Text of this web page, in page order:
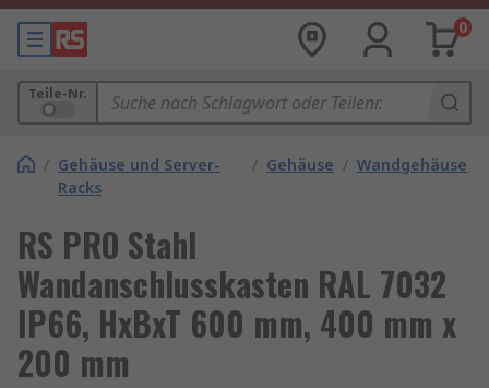
0
Teile-Nr.
/ Gehäuse und Server-
Racks
/ Gehäuse / Wandgehäuse
RS PRO Stahl
Wandanschlusskasten RAL 7032
IP66, HxBxT 600 mm, 400 mm x
200 mm